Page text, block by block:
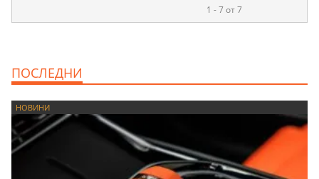
1 - 7 от 7
ПОСЛЕДНИ
НОВИНИ